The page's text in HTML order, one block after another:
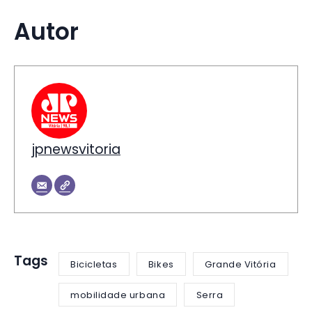
Autor
jpnewsvitoria
Tags Bicicletas Bikes Grande Vitória
mobilidade urbana Serra